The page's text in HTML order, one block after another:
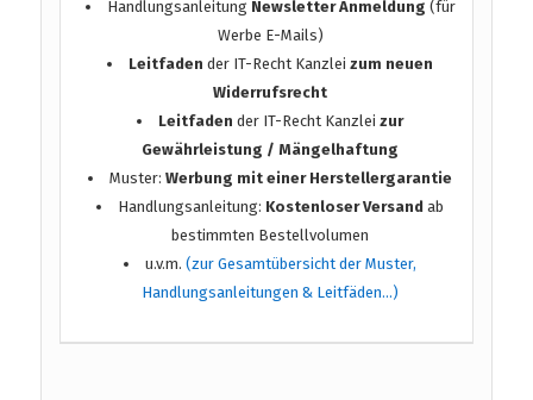
Handlungsanleitung Newsletter Anmeldung (für
Werbe E-Mails)
Leitfaden der IT-Recht Kanzleizum neuen
Widerrufsrecht
Leitfaden der IT-Recht Kanzleizur
Gewährleistung / Mängelhaftung
Muster:Werbung mit einer Herstellergarantie
Handlungsanleitung: Kostenloser Versand ab
bestimmten Bestellvolumen
u.v.m.(zur Gesamtübersicht der Muster,
Handlungsanleitungen & Leitfäden…)